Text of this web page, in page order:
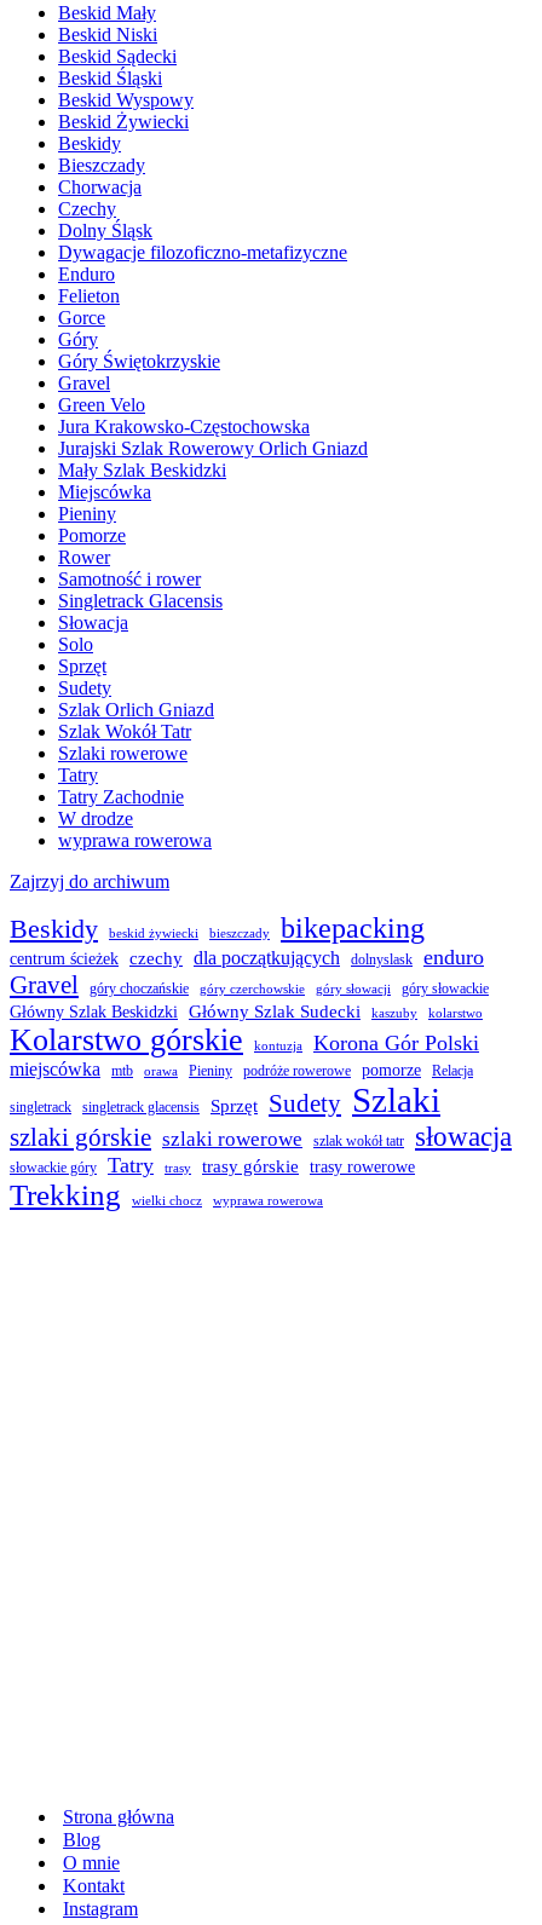
Beskid Mały
Beskid Niski
Beskid Sądecki
Beskid Śląski
Beskid Wyspowy
Beskid Żywiecki
Beskidy
Bieszczady
Chorwacja
Czechy
Dolny Śląsk
Dywagacje filozoficzno-metafizyczne
Enduro
Felieton
Gorce
Góry
Góry Świętokrzyskie
Gravel
Green Velo
Jura Krakowsko-Częstochowska
Jurajski Szlak Rowerowy Orlich Gniazd
Mały Szlak Beskidzki
Miejscówka
Pieniny
Pomorze
Rower
Samotność i rower
Singletrack Glacensis
Słowacja
Solo
Sprzęt
Sudety
Szlak Orlich Gniazd
Szlak Wokół Tatr
Szlaki rowerowe
Tatry
Tatry Zachodnie
W drodze
wyprawa rowerowa
Zajrzyj do archiwum
Beskidy beskid żywiecki bieszczady bikepacking
centrum ścieżek czechy dla początkujących dolnyslask enduro
Gravel góry choczańskie góry czerchowskie góry słowacji góry słowackie
Główny Szlak Beskidzki Główny Szlak Sudecki kaszuby kolarstwo
Kolarstwo górskie kontuzja Korona Gór Polski
miejscówka mtb orawa Pieniny podróże rowerowe pomorze Relacja
singletrack singletrack glacensis Sprzęt Sudety Szlaki
szlaki górskie szlaki rowerowe szlak wokół tatr słowacja
słowackie góry Tatry trasy trasy górskie trasy rowerowe
Trekking wielki chocz wyprawa rowerowa
Strona główna
Blog
O mnie
Kontakt
Instagram